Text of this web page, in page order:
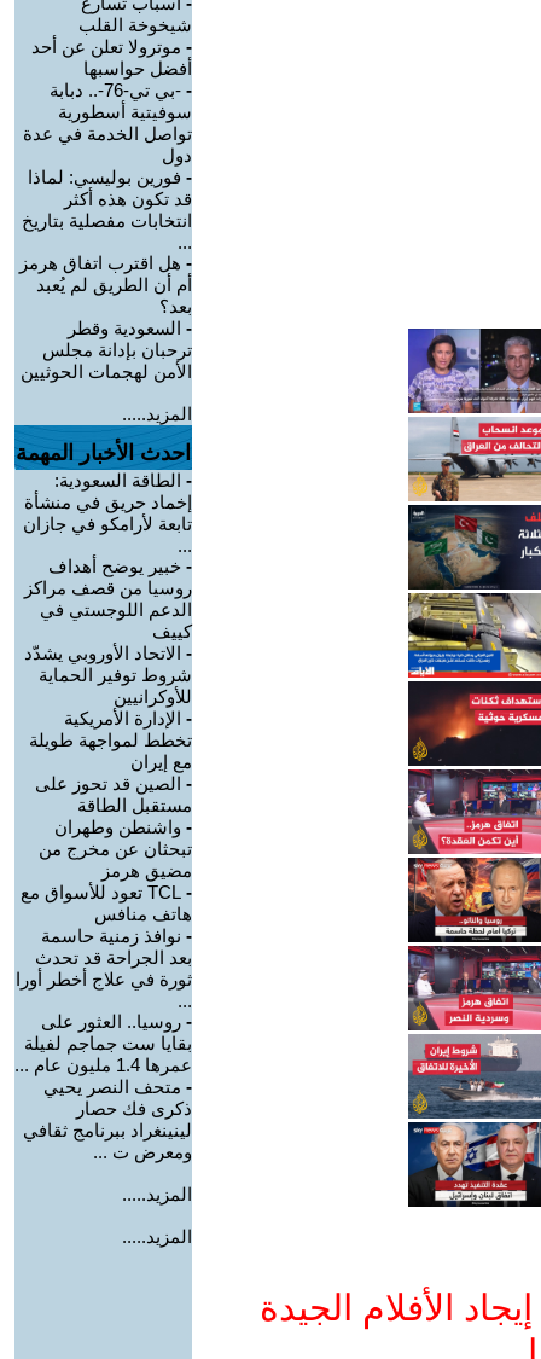
الأفلام الجيدة
شيخوخة القلب
- موترولا تعلن عن أحد
أفضل حواسبها
-
-بي تي-76-.. دبابة
سوفيتية أسطورية
تواصل الخدمة في عدة
دول
- فورين بوليسي: لماذا
قد تكون هذه أكثر
انتخابات مفصلية بتاريخ
...
- هل اقترب اتفاق هرمز
أم أن الطريق لم يُعبد
بعد؟
- السعودية وقطر
ترحبان بإدانة مجلس
الأمن لهجمات الحوثيين
المزيد.....
احدث الأخبار المهمة
- الطاقة السعودية:
إخماد حريق في منشأة
تابعة لأرامكو في جازان
...
- خبير يوضح أهداف
روسيا من قصف مراكز
الدعم اللوجستي في
كييف
- الاتحاد الأوروبي يشدّد
شروط توفير الحماية
للأوكرانيين
- الإدارة الأمريكية
تخطط لمواجهة طويلة
مع إيران
- الصين قد تحوز على
مستقبل الطاقة
- واشنطن وطهران
تبحثان عن مخرج من
مضيق هرمز
-
TCL تعود للأسواق مع
هاتف منافس
- نوافذ زمنية حاسمة
بعد الجراحة قد تحدث
ثورة في علاج أخطر أورا
...
- روسيا.. العثور على
بقايا ست جماجم لفيلة
عمرها 1.4 مليون عام ...
- متحف النصر يحيي
ذكرى فك حصار
لينينغراد ببرنامج ثقافي
ومعرض ت ...
المزيد.....
المزيد.....